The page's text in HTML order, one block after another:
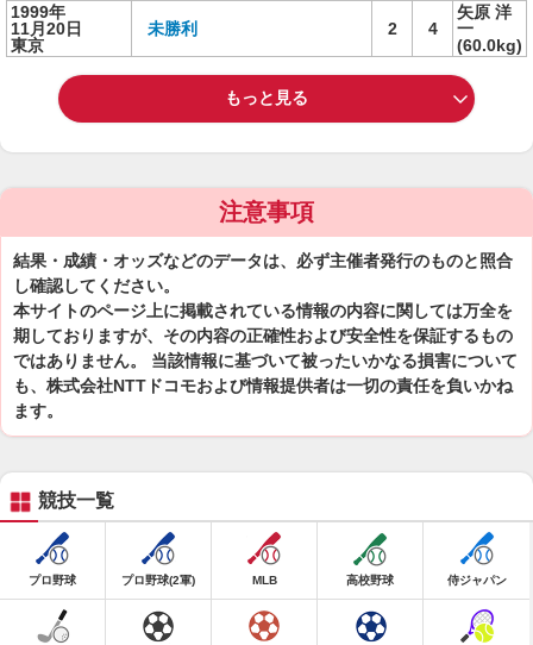
1999年
11月20日
東京
未勝利 2 4
矢原 洋
一
(60.0kg)
もっと見る
注意事項
結果・成績・オッズなどのデータは、必ず主催者発行のものと照合
し確認してください。
本サイトのページ上に掲載されている情報の内容に関しては万全を
期しておりますが、その内容の正確性および安全性を保証するもの
ではありません。 当該情報に基づいて被ったいかなる損害について
も、株式会社NTTドコモおよび情報提供者は一切の責任を負いかね
ます。
競技一覧
プロ野球 プロ野球(2軍) MLB 高校野球 侍ジャパン